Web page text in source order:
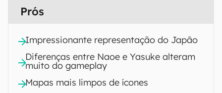
Prós
Impressionante representação do Japão
Diferenças entre Naoe e Yasuke alteram
muito do gameplay
Mapas mais limpos de ícones